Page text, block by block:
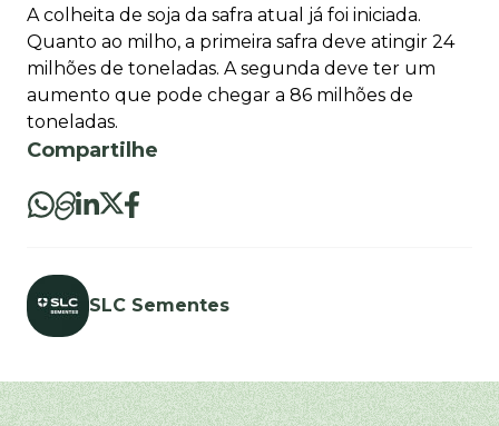
A colheita de soja da safra atual já foi iniciada.
Quanto ao milho, a primeira safra deve atingir 24
milhões de toneladas. A segunda deve ter um
aumento que pode chegar a 86 milhões de
toneladas.
Compartilhe
SLC Sementes